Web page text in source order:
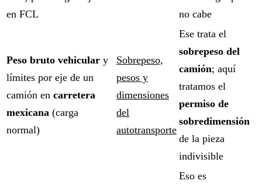
en FCL
no cabe
Peso bruto vehicular y
límites por eje de un
camión en carretera
mexicana (carga
normal)
Sobrepeso,
pesos y
dimensiones
del
autotransporte
Ese trata el
sobrepeso del
camión; aquí
tratamos el
permiso de
sobredimensión
de la pieza
indivisible
Eso es